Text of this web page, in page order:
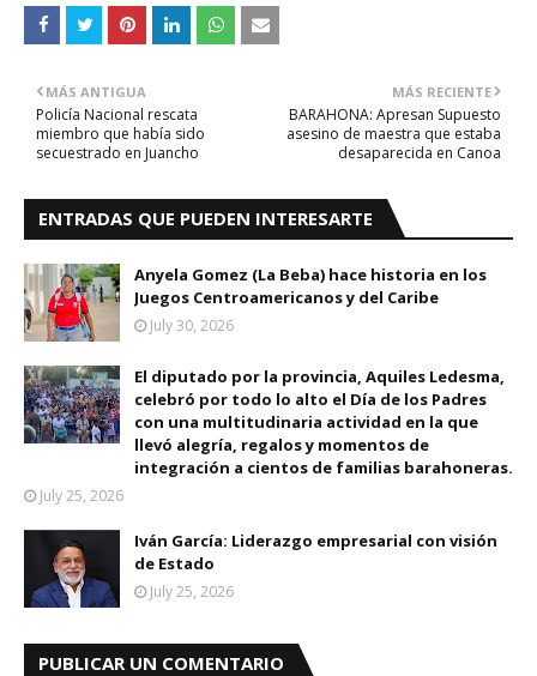
MÁS RECIENTE
BARAHONA: Apresan Supuesto
asesino de maestra que estaba
desaparecida en Canoa
MÁS ANTIGUA
Policía Nacional rescata
miembro que había sido
secuestrado en Juancho
ENTRADAS QUE PUEDEN INTERESARTE
Anyela Gomez (La Beba) hace historia en los
Juegos Centroamericanos y del Caribe
July 30, 2026
El diputado por la provincia, Aquiles Ledesma,
celebró por todo lo alto el Día de los Padres
con una multitudinaria actividad en la que
llevó alegría, regalos y momentos de
integración a cientos de familias barahoneras.
July 25, 2026
Iván García: Liderazgo empresarial con visión
de Estado
July 25, 2026
PUBLICAR UN COMENTARIO